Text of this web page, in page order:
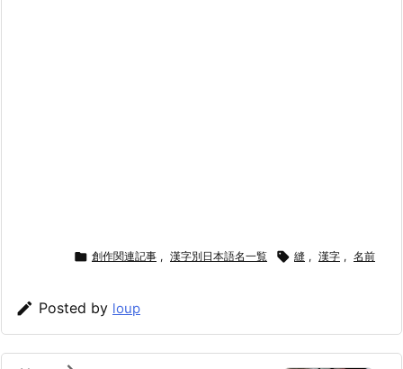
 創作関連記事 , 漢字別日本語名一覧  縫 , 漢字 , 名前
 Posted by loup